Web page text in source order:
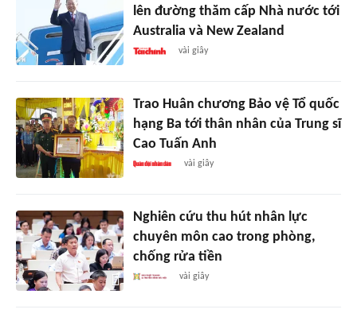
lên đường thăm cấp Nhà nước tới
Australia và New Zealand
vài giây
Trao Huân chương Bảo vệ Tổ quốc
hạng Ba tới thân nhân của Trung sĩ
Cao Tuấn Anh
vài giây
Nghiên cứu thu hút nhân lực
chuyên môn cao trong phòng,
chống rửa tiền
vài giây